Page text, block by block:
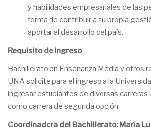
y habilidades empresariales de las
forma de contribuir a su propia
aportar al desarrollo del país.
Requisito de ingreso
Bachillerato en Enseñanza Media y otros
UNA solicite para el ingreso a la
ingresar estudiantes de diversas carreras
como carrera de segunda opción.
Coordinadora del Bachillerato: María